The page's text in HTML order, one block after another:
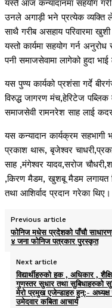
यस्तै आज कन्यादानमा सहयोग
उनले अगाड़ी भने प्रत्येक व्यक्ति
साथै गरीब असहाय परिवारमा
यस्तो कार्यमा सहयोग गर्न
पनी समाजसेवामा लागेको हुदा
यस पुण्य कार्यको प्रशंसा गर्दे
विरुद्ध जागरण मंच,हेरिटेज पब्लिक
समाजसेवी रामनरेश साह लाई कदर
यस कन्यादान कार्यक्रम सहभागी
प्रकाश थारू, बृजेश्वर
साह ,मंगेश्वर यादव,सरोज
,किरण मैडम, खुशबू मैडम लगायत
तथा आशिर्वाद प्रदान गरेका थिए।
Previous article
फोनिज मधेस प्रदेशको पाँचौ
४ जना फोनिज पत्रकार पुरस्कृत
Next article
विद्यार्थीहरुको हक , अधिकार ,
गुणस्तर सुधार तथा सुबिधाहरुको
मेरो प्रमुख एजेन्डाहरु हुन्:- अध्यक्ष
उमेदवार कबिता आचार्य